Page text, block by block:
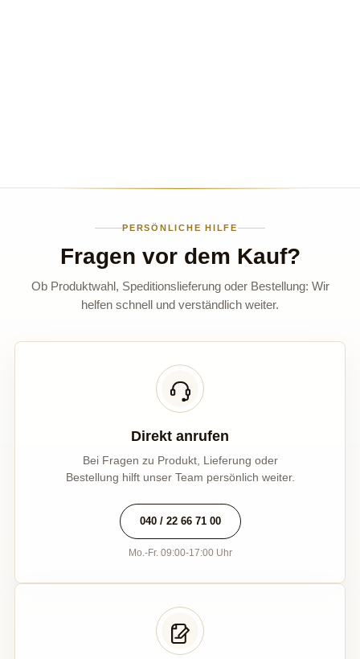
PERSÖNLICHE HILFE
Fragen vor dem Kauf?
Ob Produktwahl, Speditionslieferung oder Bestellung: Wir
helfen schnell und verständlich weiter.
Direkt anrufen
Bei Fragen zu Produkt, Lieferung oder
Bestellung hilft unser Team persönlich weiter.
040 / 22 66 71 00
Mo.-Fr. 09:00-17:00 Uhr